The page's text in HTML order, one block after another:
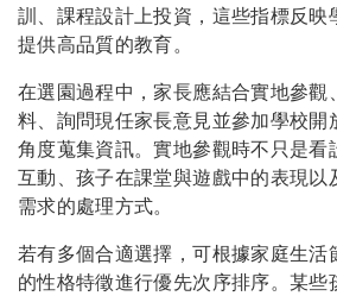
訓、課程設計上投資，這些指標反映
提供高品質的教育。
在選園過程中，家長應結合實地參觀
料、詢問現任家長意見並參加學校開
角度蒐集資訊。實地參觀時不只是看
互動、孩子在課堂與遊戲中的表現以
需求的處理方式。
若有多個合適選擇，可根據家庭生活
的性格特徵進行優先次序排序。某些